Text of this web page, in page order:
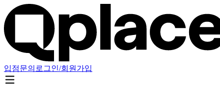
입점문의 로그인/회원가입